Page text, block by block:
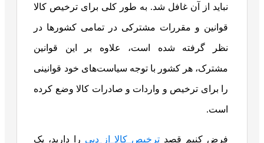
نباید از آن غافل شد. به طور کلی برای ترخیص کالا
قوانین و مقررات مشترکی در تمامی کشور‌ها در
نظر گرفته شده است، علاوه بر این قوانین
مشترک، هر کشور با توجه سیاست‌های خود قوانینی
را برای ترخیص و واردات و صادرات کالا وضع کرده
است.
فرض کنیم قصد ترخیص کالا از دبی را دارید، یک